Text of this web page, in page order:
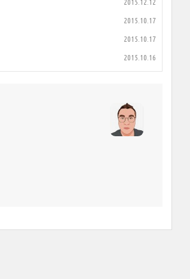
2015.12.12
2015.10.17
2015.10.17
2015.10.16